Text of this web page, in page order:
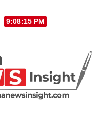
9:08:16 PM